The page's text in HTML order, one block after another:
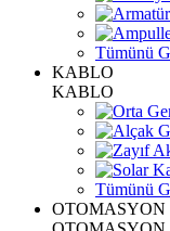
Tümünü
KABLO
KABLO
Tümünü
OTOMASYON